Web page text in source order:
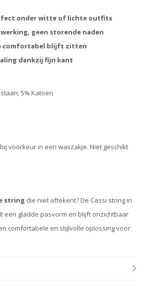
onder witte of lichte outfits
geen storende naden
comfortabel blijft zitten
dankzij fijn kant
5% Katoen
voorkeur in een waszakje. Niet geschikt
string die niet aftekent? De Cassi string in
een gladde pasvorm en blijft onzichtbaar
comfortabele en stijlvolle oplossing voor